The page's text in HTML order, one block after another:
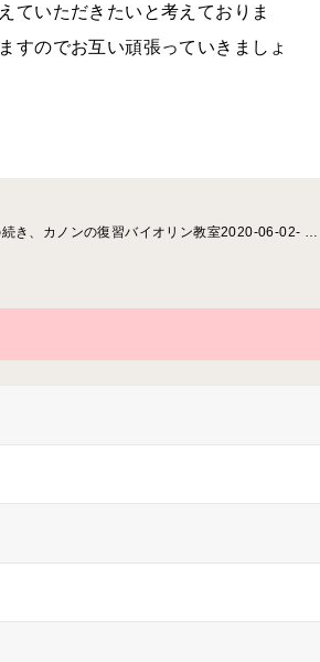
ていただきたいと考えておりま
すのでお互い頑張っていきましょ